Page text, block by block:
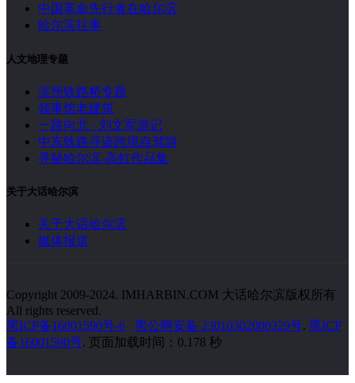
中国革命先行者在哈尔滨
哈尔滨往事
人文地理专题
滨州铁路桥专题
领事馆老建筑
一路向北 · 刘文军游记
中东铁路寻迹跨境自驾游
寻秘哈尔滨-高虹作品集
关于大话哈尔滨
关于大话哈尔滨
媒体报道
Copyright 2009-2024. IMHARBIN.COM 大话哈尔滨版权所有
All rights reserved.
黑ICP备16001590号-6
黑公网安备 23010302000329号. 黑ICP
备16001590号. 页面加载时间：0.178 秒